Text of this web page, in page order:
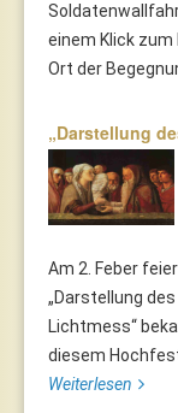
einem Klick zum
Ort der
„Darstellung
Am 2. Feber
„Darstellung
Lichtmess“
diesem
Weiterlesen